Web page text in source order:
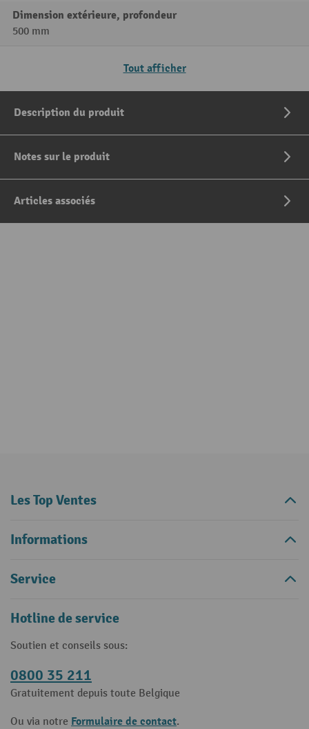
Dimension extérieure, profondeur
500 mm
Tout afficher
Description du produit
Notes sur le produit
Articles associés
Les Top Ventes
Informations
Service
Hotline de service
Soutien et conseils sous:
0800 35 211
Gratuitement depuis toute Belgique
Ou via notre Formulaire de contact.